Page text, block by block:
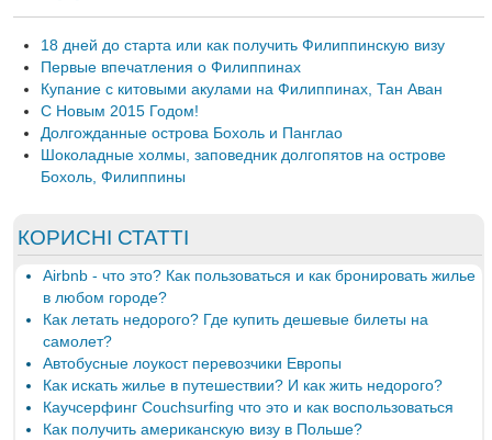
18 дней до старта или как получить Филиппинскую визу
Первые впечатления о Филиппинах
Купание с китовыми акулами на Филиппинах, Тан Аван
С Новым 2015 Годом!
Долгожданные острова Бохоль и Панглао
Шоколадные холмы, заповедник долгопятов на острове
Бохоль, Филиппины
КОРИСНІ СТАТТІ
Airbnb - что это? Как пользоваться и как бронировать жилье
в любом городе?
Как летать недорого? Где купить дешевые билеты на
самолет?
Автобусные лоукост перевозчики Европы
Как искать жилье в путешествии? И как жить недорого?
Каучсерфинг Couchsurfing что это и как воспользоваться
Как получить американскую визу в Польше?